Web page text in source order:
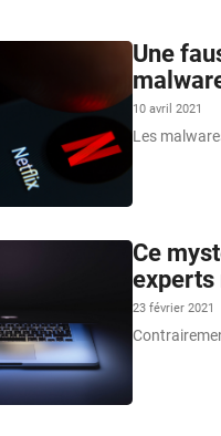
Une
10 avril 2021
Les
Ce
experts
23 février 2021